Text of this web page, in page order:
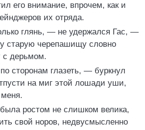
его внимание, впрочем, как и
их отряда.
глянь, — не удержался Гас, —
старую черепашищу словно
с дерьмом.
сторонам глазеть, — буркнул
на миг этой лошади уши,
меня.
ростом не слишком велика,
свой норов, недвусмысленно